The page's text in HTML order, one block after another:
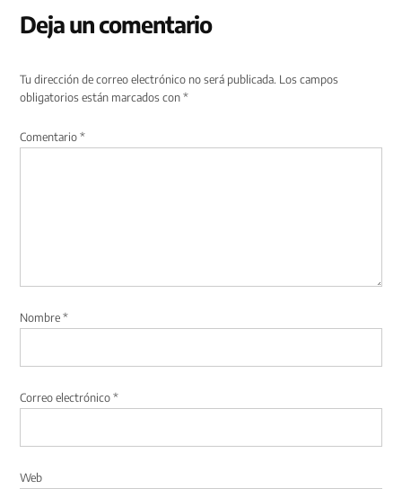
Deja un comentario
Tu dirección de correo electrónico no será publicada. Los campos
obligatorios están marcados con*
Comentario*
Nombre*
Correo electrónico*
Web